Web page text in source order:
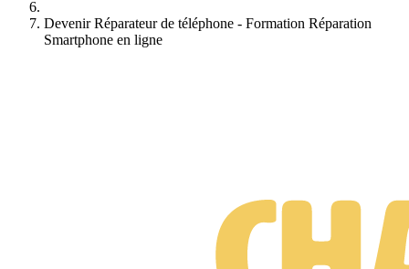
Devenir Réparateur de téléphone - Formation Réparation
Smartphone en ligne